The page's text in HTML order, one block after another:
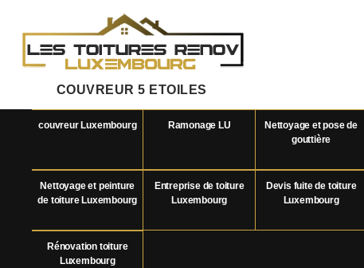
COUVREUR 5 ETOILES
couvreur Luxembourg Ramonage LU
Nettoyage et pose de
gouttière
Nettoyage et peinture
de toiture Luxembourg
Entreprise de toiture
Luxembourg
Devis fuite de toiture
Luxembourg
Rénovation toiture
Luxembourg